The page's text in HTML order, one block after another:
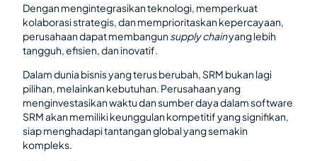
Dengan mengintegrasikan teknologi, memperkuat
kolaborasi strategis, dan memprioritaskan kepercayaan,
perusahaan dapat membangunsupply chainyang lebih
tangguh, efisien, dan inovatif.
Dalam dunia bisnis yang terus berubah, SRM bukan lagi
pilihan, melainkan kebutuhan. Perusahaan yang
menginvestasikan waktu dan sumber daya dalam software
SRM akan memiliki keunggulan kompetitif yang signifikan,
siap menghadapi tantangan global yang semakin
kompleks.